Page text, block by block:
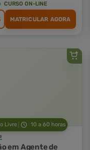
CURSO ON-LINE
MATRICULAR AGORA
Livre 10 a 60 horas
em Agente de